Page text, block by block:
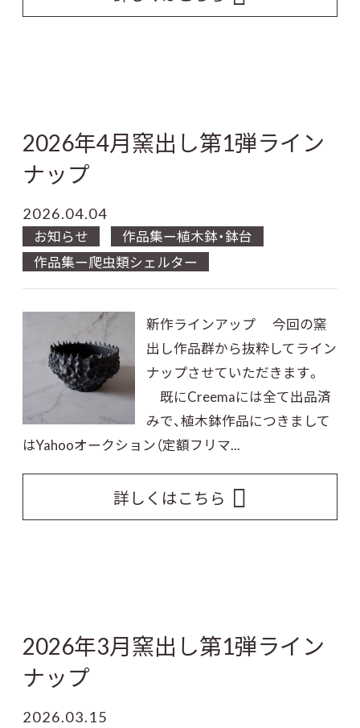
2026年4月窯出し第1弾ライン
ナップ
2026.04.04
お知らせ
作品集ー植木鉢・鉢台
作品集ー爬虫類シェルター
新作ラインアップ 今回の窯
出し作品群から抜粋してライン
ナップさせていただきます。
既にCreemaには全て出品済
みで、植木鉢作品につきまして
はYahooオークション（定額フリマ...
詳しくはこちら
2026年3月窯出し第1弾ライン
ナップ
2026.03.15